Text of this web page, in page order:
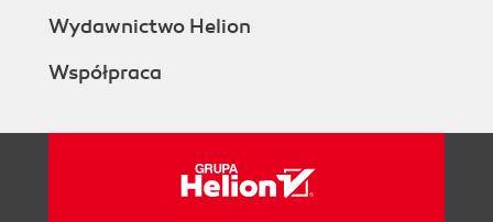
Wydawnictwo Helion
Współpraca